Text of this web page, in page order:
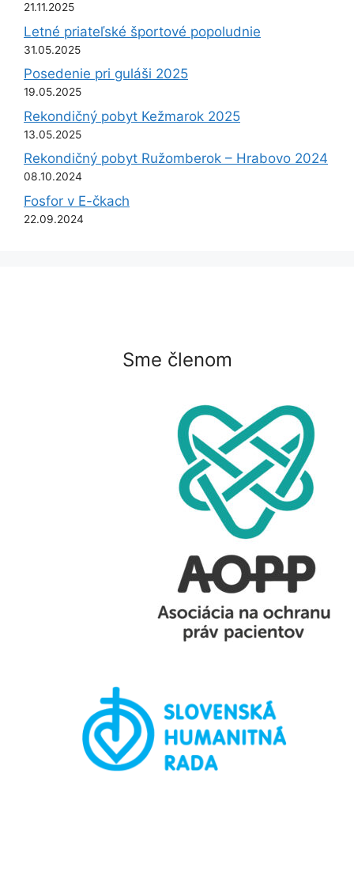
21.11.2025
Letné priateľské športové popoludnie
31.05.2025
Posedenie pri guláši 2025
19.05.2025
Rekondičný pobyt Kežmarok 2025
13.05.2025
Rekondičný pobyt Ružomberok – Hrabovo 2024
08.10.2024
Fosfor v E-čkach
22.09.2024
Sme členom